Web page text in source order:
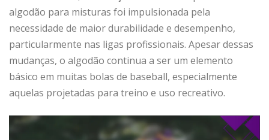
algodão para misturas foi impulsionada pela
necessidade de maior durabilidade e desempenho,
particularmente nas ligas profissionais. Apesar dessas
mudanças, o algodão continua a ser um elemento
básico em muitas bolas de baseball, especialmente
aquelas projetadas para treino e uso recreativo.